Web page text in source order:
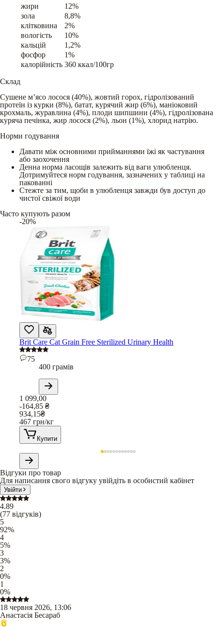
жири
12%
зола
8,8%
клітковина
2%
вологість
10%
кальцій
1,2%
фосфор
1%
калорійність 360 ккал/100гр
Склад
Сушене м’ясо лосося (40%), жовтий горох, гідролізований
протеїн із курки (8%), батат, курячий жир (6%), маніоковий
крохмаль, журавлина (4%), плоди шипшини (4%), гідролізована
куряча печінка, жир лосося (2%), льон (1%), хлорид натрію.
Норми годування
Давати між основними прийманнями їжі як частування
або заохочення
Денна норма ласощів залежить від ваги улюбленця.
Дотримуйтеся норм годування, зазначених у таблиці на
пакованні
Стежте за тим, щоби в улюбленця завжди був доступ до
чистої свіжої води
Часто купують разом
-20%
Brit Care Cat Grain Free Sterilized Urinary Health
75
400 грамів
1 099,00
-164,85 ₴
934,15₴
467 грн/кг
Купити
Відгуки про товар
Для написання свого відгуку увійдіть в особистий кабінет
Увійти
4.89
(77 відгуків)
5
92%
4
5%
3
3%
2
0%
1
0%
18 червня 2026, 13:06
Анастасія Бесараб